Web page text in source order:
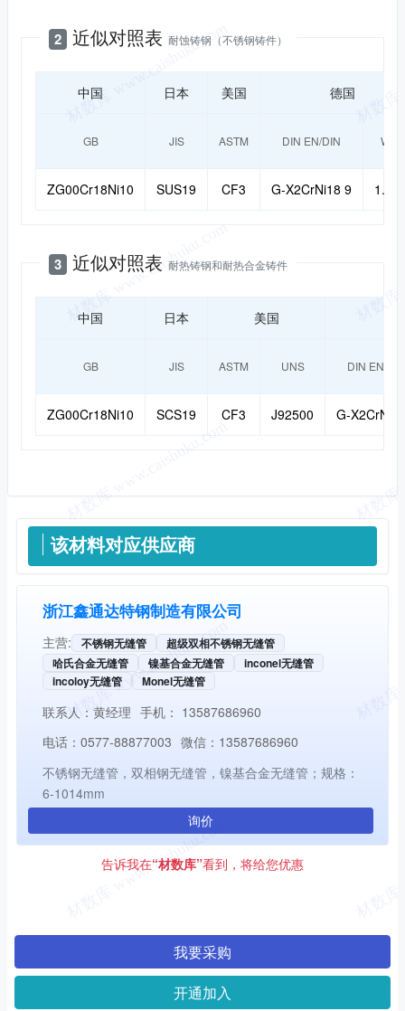
2 近似对照表 耐蚀铸钢（不锈钢铸件）
中国 日本 美国 德国
GB JIS ASTM DIN EN/DIN W-
ZG00Cr18Ni10 SUS19 CF3 G-X2CrNi18 9
3 近似对照表 耐热铸钢和耐热合金铸件
中国 日本 美国
GB JIS ASTM UNS DIN EN/DIN
ZG00Cr18Ni10 SCS19 CF3 J92500 G-
供应信息
该材料对应供应商
浙江鑫通达特钢制造有限公司
主营: 不锈钢无缝管
超级双相不锈钢无缝管
哈氏合金无缝管
镍基合金无缝管
inconel无缝管
incoloy无缝管
Monel无缝管
联系人： 黄经理 手机： 13587686960
电话： 0577-88877003 微信： 13587686960
不锈钢无缝管，双相钢无缝管，镍基合金无缝管；规格：
6-1014mm
询价
告诉我在“材数库”看到，将给您优惠
我要采购
开通加入